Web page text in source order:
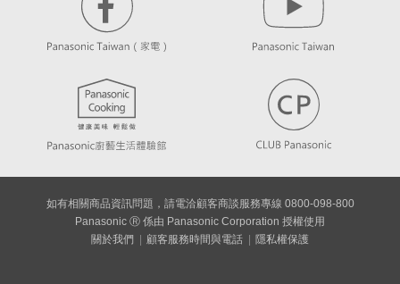
如有相關商品資訊問題，請電洽顧客商談服務專線 0800-098-800
Panasonic Ⓡ 係由 Panasonic Corporation 授權使用
關於我們
顧客服務時間與電話 隱私權保護